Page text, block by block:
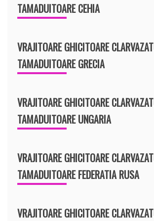
TAMADUITOARE CEHIA
VRAJITOARE GHICITOARE
TAMADUITOARE GRECIA
VRAJITOARE GHICITOARE
TAMADUITOARE UNGARIA
VRAJITOARE GHICITOARE
TAMADUITOARE FEDERATIA RUSA
VRAJITOARE GHICITOARE